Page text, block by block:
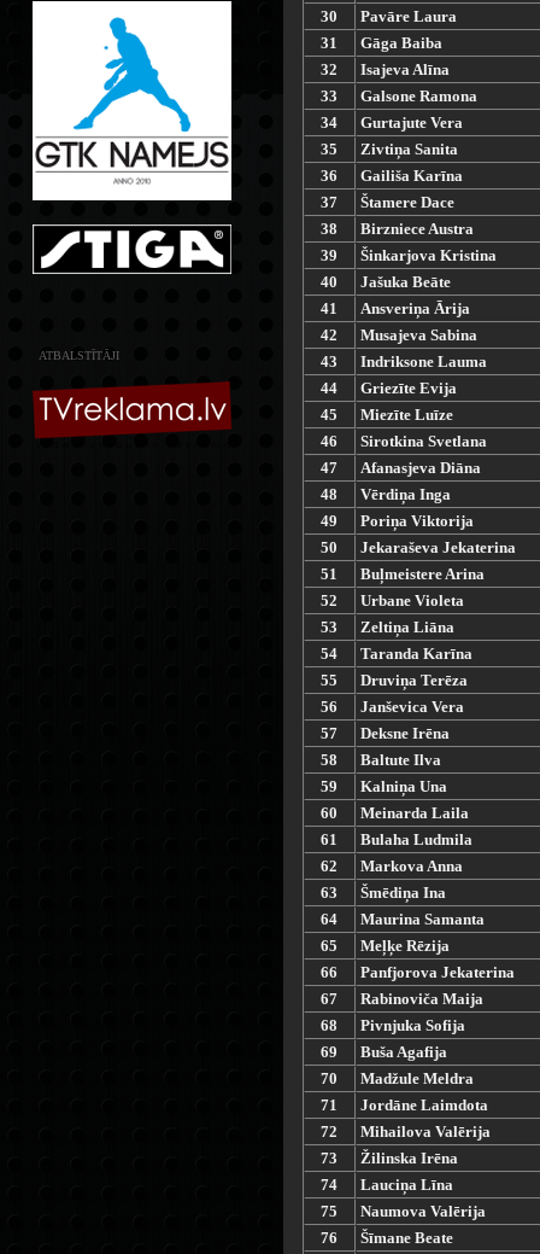
ATBALSTĪTĀJI
30
Pavāre Laura
31
Gāga Baiba
32
Isajeva Alīna
33
Galsone Ramona
34
Gurtajute Vera
35
Zivtiņa Sanita
36
Gailiša Karīna
37
Štamere Dace
38
Birzniece Austra
39
Šinkarjova Kristina
40
Jašuka Beāte
41
Ansveriņa Ārija
42
Musajeva Sabina
43
Indriksone Lauma
44
Griezīte Evija
45
Miezīte Luīze
46
Sirotkina Svetlana
47
Afanasjeva Diāna
48
Vērdiņa Inga
49
Poriņa Viktorija
50
Jekaraševa Jekaterina
51
Buļmeistere Arina
52
Urbane Violeta
53
Zeltiņa Liāna
54
Taranda Karīna
55
Druviņa Terēza
56
Janševica Vera
57
Deksne Irēna
58
Baltute Ilva
59
Kalniņa Una
60
Meinarda Laila
61
Bulaha Ludmila
62
Markova Anna
63
Šmēdiņa Ina
64
Maurina Samanta
65
Meļķe Rēzija
66
Panfjorova Jekaterina
67
Rabinoviča Maija
68
Pivnjuka Sofija
69
Buša Agafija
70
Madžule Meldra
71
Jordāne Laimdota
72
Mihailova Valērija
73
Žilinska Irēna
74
Lauciņa Līna
75
Naumova Valērija
76
Šīmane Beate